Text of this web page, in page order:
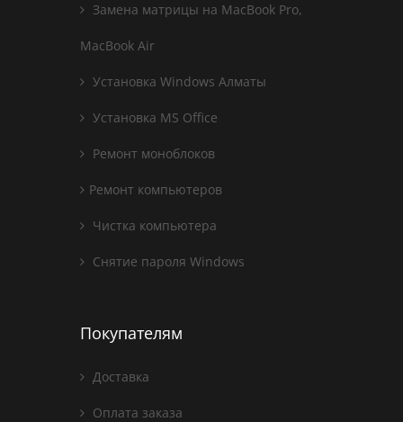
Замена матрицы на MacBook Pro,
MacBook Air
Установка Windows Алматы
Установка MS Office
Ремонт моноблоков
Ремонт компьютеров
Чистка компьютера
Снятие пароля Windows
Покупателям
Доставка
Оплата заказа